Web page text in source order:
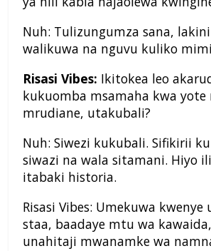
Nuh: Tulizungumza sana,
walikuwa na nguvu kuliko
Risasi Vibes: Ikitokea leo
kukuomba msamaha kwa
mrudiane, utakubali?
Nuh: Siwezi kukubali. Sifikirii
siwazi na wala sitamani. Hiyo
itabaki historia.
Risasi Vibes: Umekuwa kwenye
staa, baadaye mtu wa
unahitaji mwanamke wa